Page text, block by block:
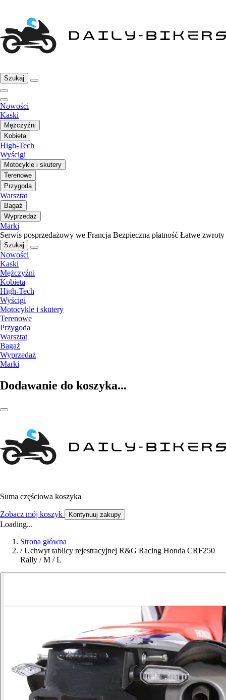
Szukaj
Nowości
Kaski
Mężczyźni
Kobieta
High-Tech
Wyścigi
Motocykle i skutery
Terenowe
Przygoda
Warsztat
Bagaż
Wyprzedaż
Marki
Serwis posprzedażowy we Francja Bezpieczna płatność Łatwe zwroty
Szukaj
Nowości
Kaski
Mężczyźni
Kobieta
High-Tech
Wyścigi
Motocykle i skutery
Terenowe
Przygoda
Warsztat
Bagaż
Wyprzedaż
Marki
Dodawanie do koszyka...
Suma częściowa koszyka
Zobacz mój koszyk Kontynuuj zakupy
Loading...
Strona główna
/ Uchwyt tablicy rejestracyjnej R&G Racing Honda CRF250
Rally / M / L